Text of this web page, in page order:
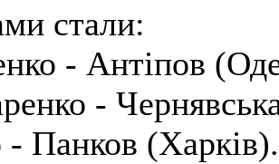
стали:
- Антіпов
-
- Панков (Харків).